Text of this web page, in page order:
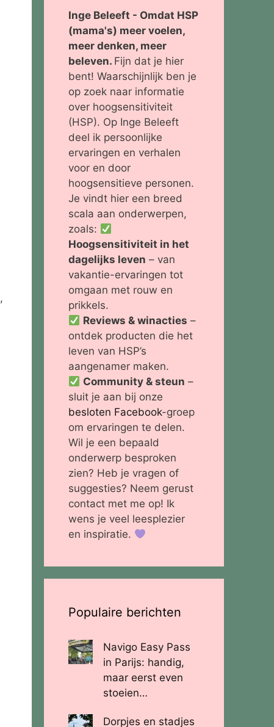
Inge Beleeft - Omdat HSP
(mama's) meer voelen,
meer denken, meer
beleven. Fijn dat je hier
bent! Waarschijnlijk ben je
op zoek naar informatie
over hoogsensitiviteit
(HSP). Op Inge Beleeft
deel ik persoonlijke
ervaringen en verhalen
voor en door
hoogsensitieve personen.
Je vindt hier een breed
scala aan onderwerpen,
zoals:
Hoogsensitiviteit in het
dagelijks leven – van
vakantie-ervaringen tot
omgaan met rouw en
prikkels.
Reviews & winacties –
ontdek producten die het
leven van HSP’s
aangenamer maken.
Community & steun –
sluit je aan bij onze
besloten Facebook-groep
om ervaringen te delen.
Wil je een bepaald
onderwerp besproken
zien? Heb je vragen of
suggesties? Neem gerust
contact met me op! Ik
wens je veel leesplezier
en inspiratie.
Populaire berichten
Navigo Easy Pass
in Parijs: handig,
maar eerst even
stoeien…
Dorpjes en stadjes